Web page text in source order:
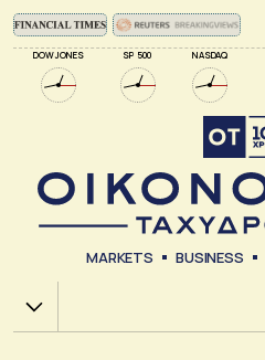
DOW JONES SP 500 NASDAQ
MARKETS BUSINESS
Χ.Α.